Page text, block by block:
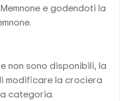
e godendoti la
non sono disponibili, la
modificare la crociera
categoria.